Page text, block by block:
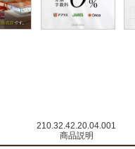
210.32.42.20.04.001
商品説明